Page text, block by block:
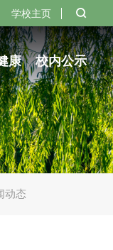
学校主页
康 校内公示
动态